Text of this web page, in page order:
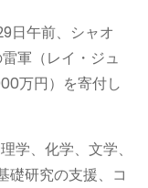
日午前、シャオ
軍（レイ・ジュ
万円）を寄付し
学、化学、文学、
礎研究の支援、コ